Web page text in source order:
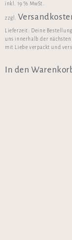
inkl. 19 % MwSt.
zzgl.
Lieferzeit: Deine
uns innerhalb der nächsten
mit Liebe verpackt und
In den